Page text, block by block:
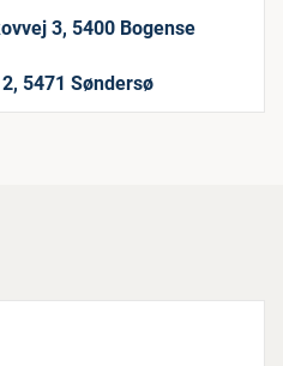
3, 5400 Bogense
5471 Søndersø